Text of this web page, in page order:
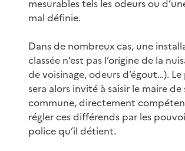
mesurables tels les odeurs ou
mal définie.
Dans de nombreux cas, une
classée n’est pas l’origine de la
de voisinage, odeurs d’égout…).
sera alors invité à saisir le maire de
commune, directement
régler ces différends par les
police qu’il détient.